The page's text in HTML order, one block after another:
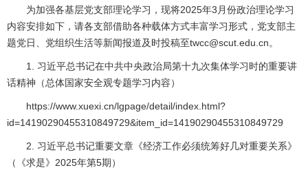
为加强各基层党支部理论学习，现将2025年3月份政治理论学习
内容安排如下，请各支部借助各种载体方式丰富学习形式，党支部主
题党日、党组织生活等新闻报道及时投稿至twcc@scut.edu.cn。
1. 习近平总书记在中共中央政治局第十九次集体学习时的重要讲
话精神（总体国家安全观专题学习内容）
https://www.xuexi.cn/lgpage/detail/index.html?
id=14190290455310849729&item_id=14190290455310849729
2. 习近平总书记重要文章《经济工作必须统筹好几对重要关系》
（《求是》2025年第5期）